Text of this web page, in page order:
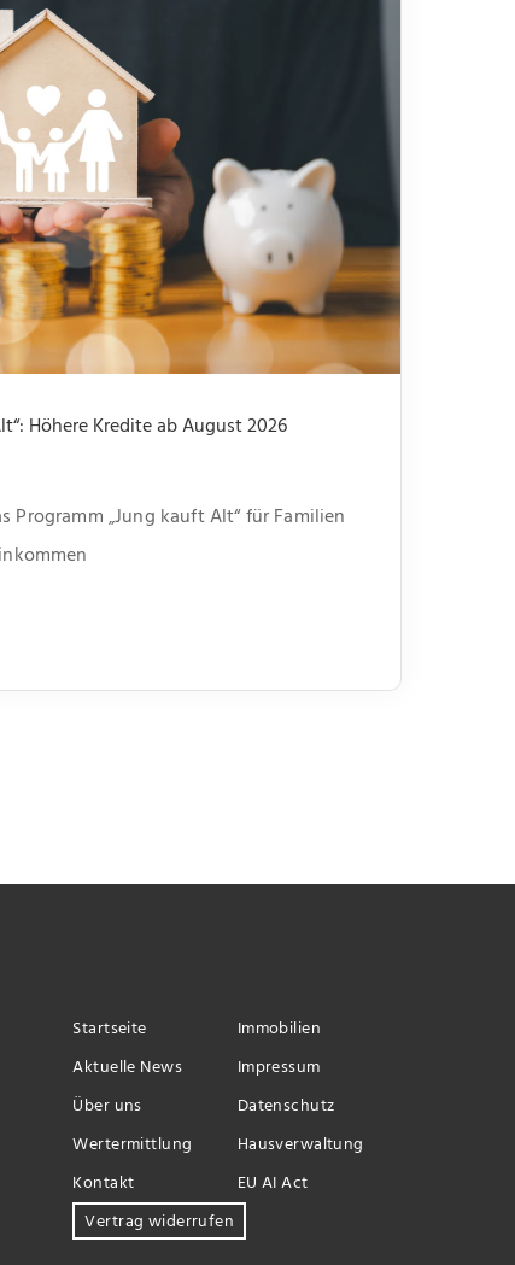
Höhere Kredite ab August 2026
Programm „Jung kauft Alt“ für Familien
Startseite
Immobilien
Aktuelle News
Impressum
Über uns
Datenschutz
Wertermittlung
Hausverwaltung
Kontakt
EU AI Act
Vertrag widerrufen